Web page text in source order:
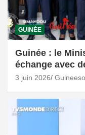
GUINÉE
Guinée : le
échange avec
3 juin 2026